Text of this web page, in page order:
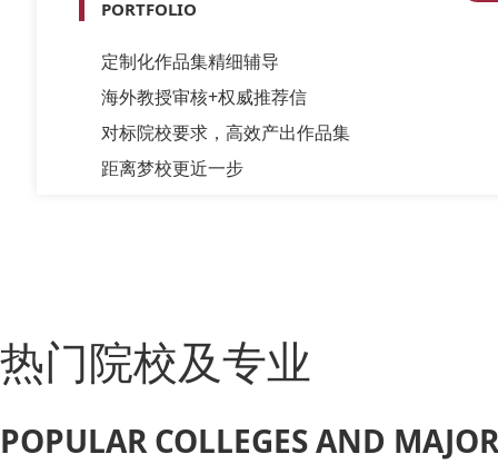
PORTFOLIO
定制化作品集精细辅导
海外教授审核+权威推荐信
对标院校要求，高效产出作品集
距离梦校更近一步
热门院校及专业
POPULAR COLLEGES AND